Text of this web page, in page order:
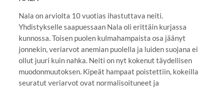
Nala on arviolta 10 vuotias ihastuttava neiti.
Yhdistykselle saapuessaan Nala oli erittäin kurjassa
kunnossa. Toisen puolen kulmahampaista osa jäänyt
jonnekin, veriarvot anemian puolella ja luiden suojana ei
ollut juuri kuin nahka. Neiti on nyt kokenut täydellisen
muodonmuutoksen. Kipeät hampaat poistettiin, kokeilla
seuratut veriarvot ovat normalisoituneet ja